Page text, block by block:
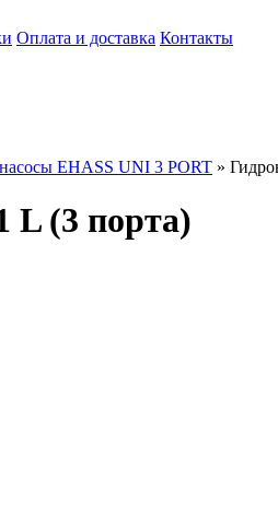
Оплата и доставка Контакты
EHASS UNI 3 PORT »
L (3 порта)